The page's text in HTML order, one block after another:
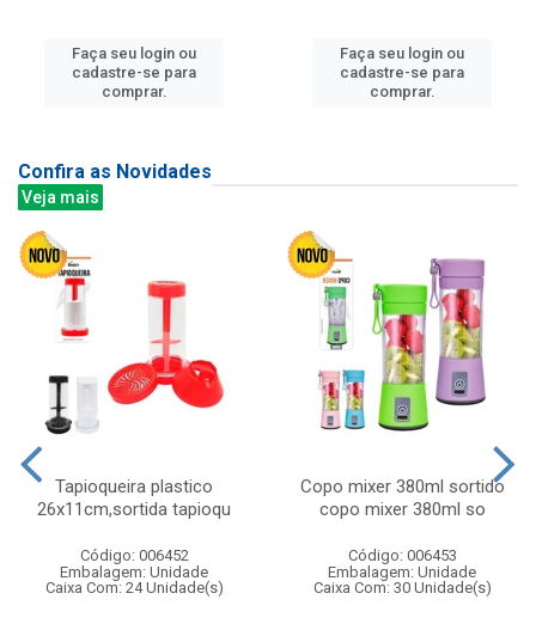
Faça seu login ou
cadastre-se para
comprar.
Faça seu login ou
cadastre-se para
comprar.
Confira as Novidades
Veja mais
Tapioqueira plastico
26x11cm,sortida tapioqu
Código: 006452
Embalagem: Unidade
Caixa Com: 24 Unidade(s)
Copo mixer 380ml sortido
copo mixer 380ml so
Código: 006453
Embalagem: Unidade
Caixa Com: 30 Unidade(s)